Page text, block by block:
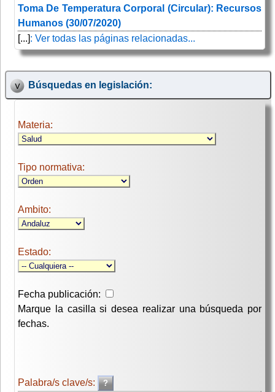
Toma De Temperatura Corporal (Circular): Recursos
Humanos (30/07/2020)
[...]: Ver todas las páginas relacionadas...
Búsquedas en legislación:
Materia:
Tipo normativa:
Ambito:
Estado:
Fecha publicación:
Marque la casilla si desea realizar una búsqueda por
fechas.
Palabra/s clave/s: